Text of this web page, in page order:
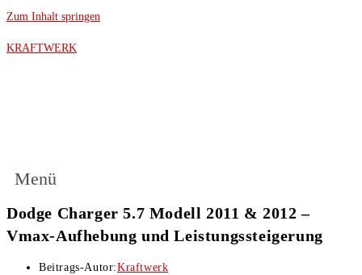
Zum Inhalt springen
KRAFTWERK
Menü
Dodge Charger 5.7 Modell 2011 & 2012 –
Vmax-Aufhebung und Leistungssteigerung
Beitrags-Autor:Kraftwerk